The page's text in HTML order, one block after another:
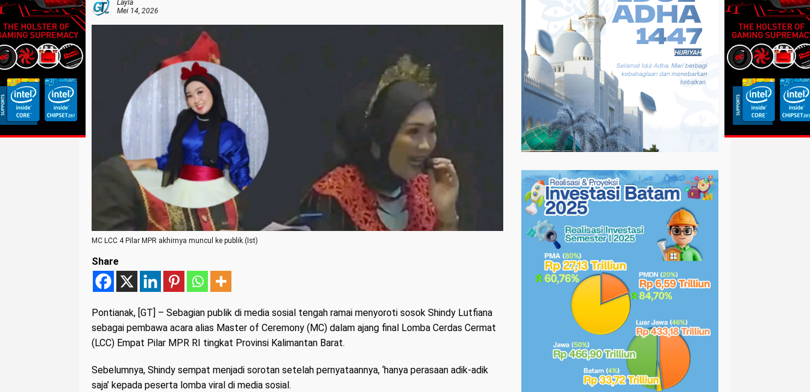
Layla
Mei 14, 2026
MC LCC 4 Pilar MPR akhirnya muncul ke publik.(Ist)
Share
Pontianak, [GT] – Sebagian publik di media sosial tengah ramai menyoroti sosok Shindy Lutfiana
sebagai pembawa acara alias Master of Ceremony (MC) dalam ajang final Lomba Cerdas Cermat
(LCC) Empat Pilar MPR RI tingkat Provinsi Kalimantan Barat.
Sebelumnya, Shindy sempat menjadi sorotan setelah pernyataannya, ‘hanya perasaan adik-adik
saja’ kepada peserta lomba viral di media sosial.